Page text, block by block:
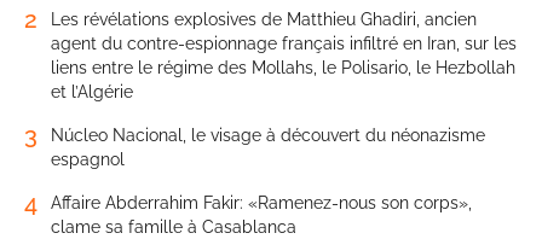
2
Les révélations explosives de Matthieu Ghadiri, ancien
agent du contre-espionnage français infiltré en Iran, sur les
liens entre le régime des Mollahs, le Polisario, le Hezbollah
et l’Algérie
3
Núcleo Nacional, le visage à découvert du néonazisme
espagnol
4
Affaire Abderrahim Fakir: «Ramenez-nous son corps»,
clame sa famille à Casablanca